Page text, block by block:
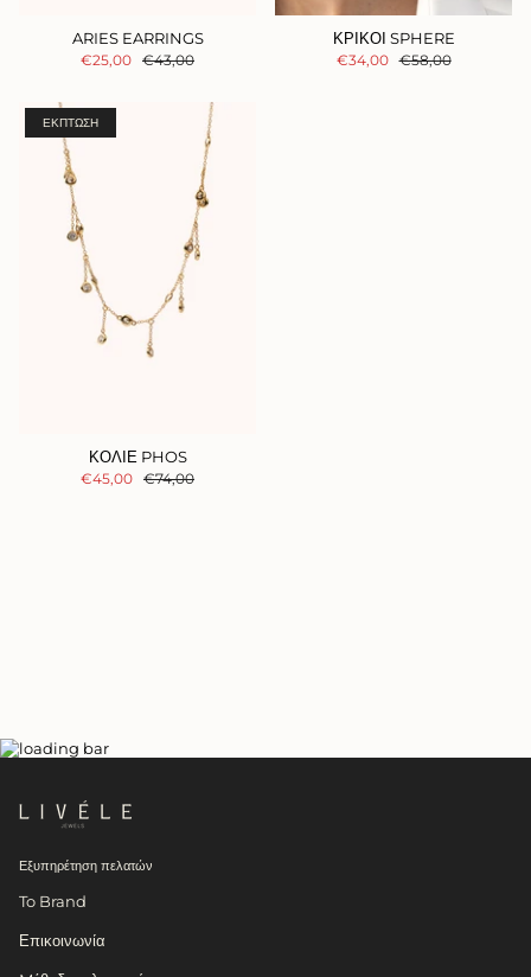
ARIES EARRINGS
€25,00 €43,00
ΚΡΙΚΟΙ SPHERE
€34,00 €58,00
ΈΚΠΤΩΣΗ
ΚΟΛΙΕ PHOS
€45,00 €74,00
Εξυπηρέτηση πελατών
To Brand
Επικοινωνία